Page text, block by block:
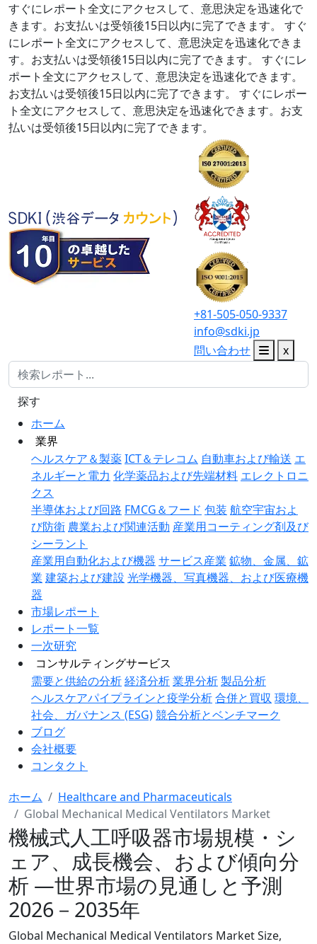
すぐにレポート全文にアクセスして、意思決定を迅速化で
きます。お支払いは受領後15日以内に完了できます。
すぐ
にレポート全文にアクセスして、意思決定を迅速化できま
す。お支払いは受領後15日以内に完了できます。
すぐにレ
ポート全文にアクセスして、意思決定を迅速化できます。
お支払いは受領後15日以内に完了できます。
すぐにレポー
ト全文にアクセスして、意思決定を迅速化できます。お支
払いは受領後15日以内に完了できます。
+81-505-050-9337
info@sdki.jp
問い合わせ
x
ホーム
業界
ヘルスケア＆製薬ICT＆テレコム 自動車および輸送 エ
ネルギーと電力 化学薬品および先端材料 エレクトロニ
クス
半導体および回路 FMCG＆フード 包装 航空宇宙およ
び防衛 農業および関連活動 産業用コーティング剤及び
シーラント
産業用自動化および機器 サービス産業 鉱物、金属、鉱
業 建築および建設 光学機器、写真機器、および医療機
器
市場レポート
レポート一覧
一次研究
コンサルティングサービス
需要と供給の分析経済分析業界分析製品分析
ヘルスケアパイプラインと疫学分析合併と買収 環境、
社会、ガバナンス (ESG)競合分析とベンチマーク
ブログ
会社概要
コンタクト
探す
ホーム
Healthcare and Pharmaceuticals
Global Mechanical Medical Ventilators Market
機械式人工呼吸器市場規模・シ
ェア、成長機会、および傾向分
析 ―世界市場の見通しと予測
2026－2035年
Global Mechanical Medical Ventilators Market Size,